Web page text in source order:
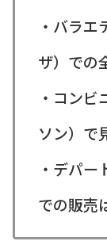
・バラエ
ザ）での
・コン
ソン）で
・デパ
での販売